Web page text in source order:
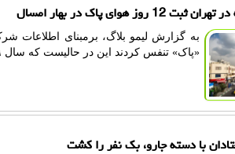
هوای پاک در بهار امسال
«پاک» تنفس کردند این در حالیست که سال ۹۹ آخرین باری که تعداد روزهای پاک تهران دو رقمی شده بود.
با دسته جارو، بک نفر را کشت